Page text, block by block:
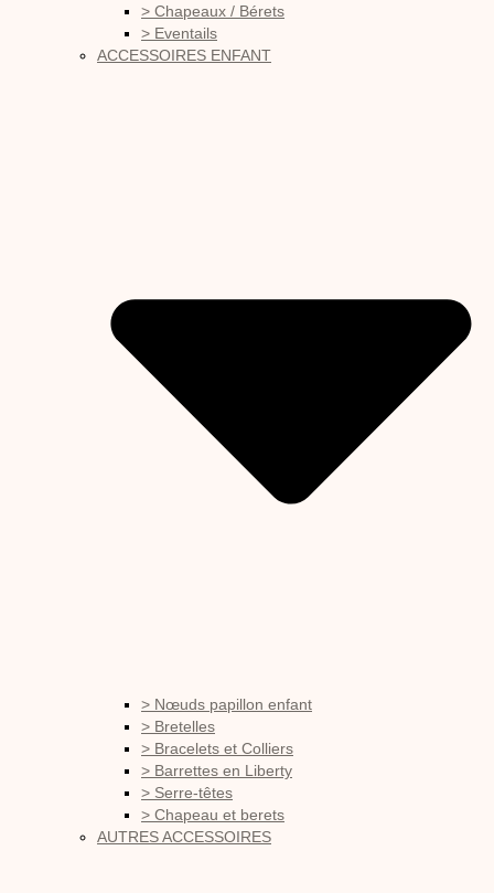
> Chapeaux / Bérets
> Eventails
ACCESSOIRES ENFANT
> Nœuds papillon enfant
> Bretelles
> Bracelets et Colliers
> Barrettes en Liberty
> Serre-têtes
> Chapeau et berets
AUTRES ACCESSOIRES